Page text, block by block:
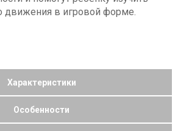
движения в игровой форме.
Характеристики
Особенности